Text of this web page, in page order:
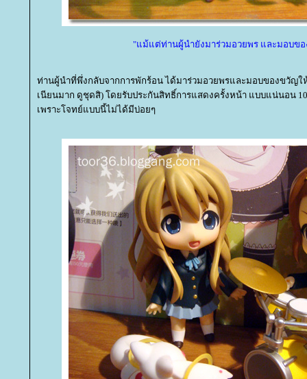
"แม้แต่ท่านผู้นำยังมาร่วมอวยพร และมอบข
ท่านผู้นำที่พึ่งกลับจากการพักร้อน ได้มาร่วมอวยพรและมอบของขวัญใ
เนียนมาก ดูชุดสิ) โดยรับประกันสิทธิ์การแสดงครั้งหน้า แบบแน่นอน
เพราะโจทย์แบบนี้ไม่ได้มีบ่อยๆ